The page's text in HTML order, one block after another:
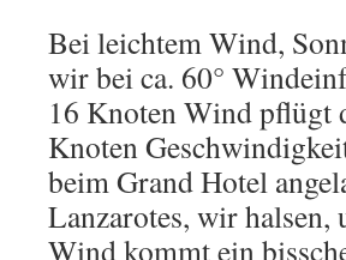
Bei leichtem Wind,
wir bei ca. 60°
16 Knoten Wind pflügt
Knoten
beim Grand Hotel
Lanzarotes, wir halsen,
Wind kommt ein